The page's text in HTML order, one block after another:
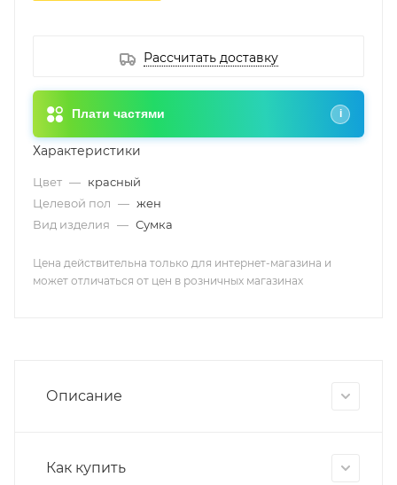
Рассчитать доставку
Плати частями i
Характеристики
Цвет — красный
Целевой пол — жен
Вид изделия — Сумка
Цена действительна только для интернет-магазина и
может отличаться от цен в розничных магазинах
Описание
Как купить